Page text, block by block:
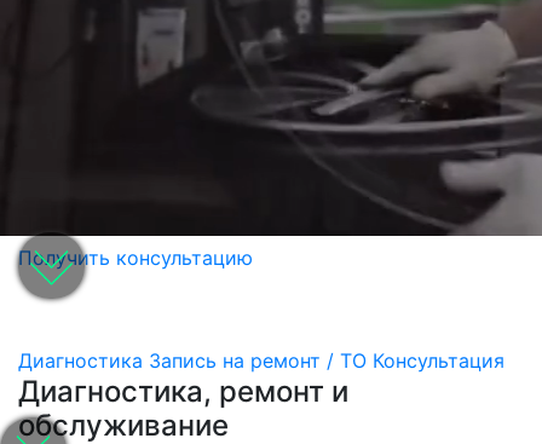
Получить консультацию
Диагностика Запись на ремонт / ТО Консультация
Диагностика, ремонт и
обслуживание